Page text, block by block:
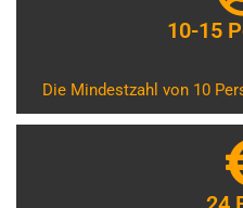
10-15
Die Mindestzahl von 10